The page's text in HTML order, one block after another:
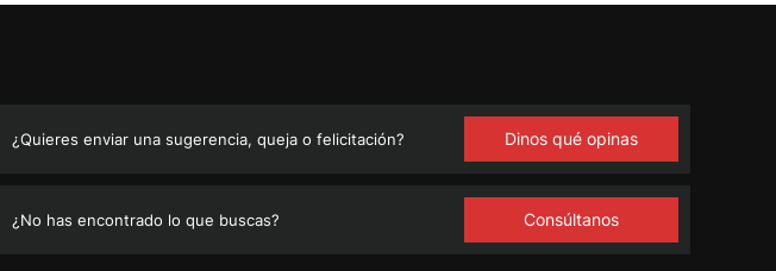
¿Quieres enviar una sugerencia, queja o felicitación? Dinos qué opinas
¿No has encontrado lo que buscas? Consúltanos